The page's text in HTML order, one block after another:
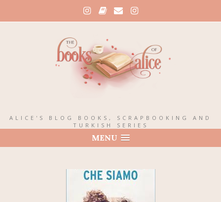
ALICE'S BLOG BOOKS, SCRAPBOOKING AND
TURKISH SERIES
MENU